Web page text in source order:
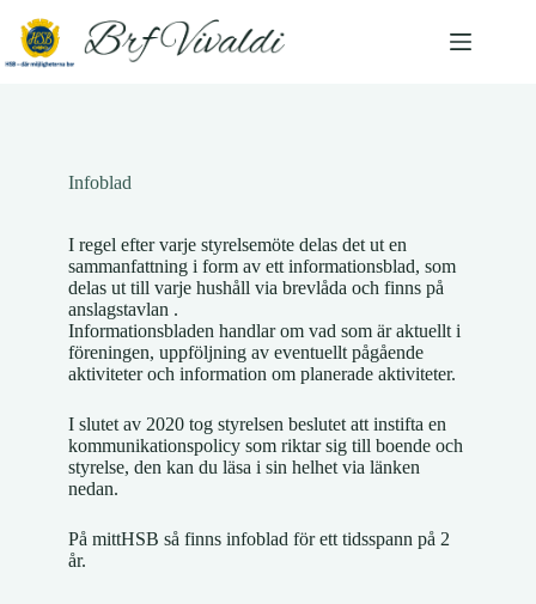
Infoblad
I regel efter varje styrelsemöte delas det ut en
sammanfattning i form av ett informationsblad, som
delas ut till varje hushåll via brevlåda och finns på
anslagstavlan .
Informationsbladen handlar om vad som är aktuellt i
föreningen, uppföljning av eventuellt pågående
aktiviteter och information om planerade aktiviteter.
I slutet av 2020 tog styrelsen beslutet att instifta en
kommunikationspolicy som riktar sig till boende och
styrelse, den kan du läsa i sin helhet via länken
nedan.
På mittHSB så finns infoblad för ett tidsspann på 2
år.